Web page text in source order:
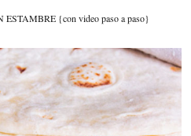
{con video paso a paso}